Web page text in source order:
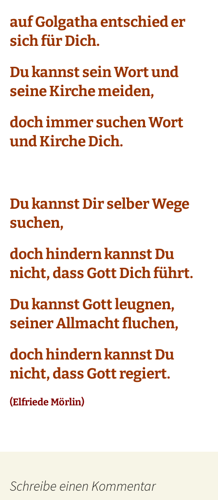
auf Golgatha entschied er
sich für Dich.
Du kannst sein Wort und
seine Kirche meiden,
doch immer suchen Wort
und Kirche Dich.
Du kannst Dir selber Wege
suchen,
doch hindern kannst Du
nicht, dass Gott Dich führt.
Du kannst Gott leugnen,
seiner Allmacht fluchen,
doch hindern kannst Du
nicht, dass Gott regiert.
(Elfriede Mörlin)
Schreibe einen Kommentar